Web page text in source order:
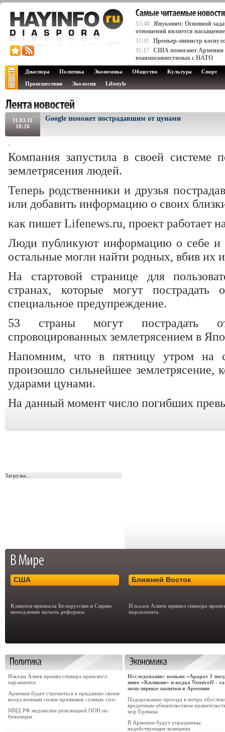
15:40 Янукович: Основной
отношений является насыщение
17:11
Премьер-министр
11:17 США помогают Армении
взаимосовместимых с НАТО
Диаспора Политика Экономика Общество Культура
Спорт
Происшествия
Экология Lifestyle
11.03.11
18:26
Google поможет пострадавшим от цунами
Компания запустила в своей системе
землетрясения людей.
Теперь родственники и друзья
или добавить информацию о своих
как пишет Lifenews.ru, проект работает
Люди публикуют информацию о себе и
остальные могли найти родных, вбив их
На стартовой странице для
странах, которые могут пострадать
специальное предупреждение.
53 страны могут пострадать
спровоцированных землетрясением в
Напомним, что в пятницу утром на
произошло сильнейшее землетрясение,
ударами цунами.
На данный момент число погибших
Загрузка...
США
Клинтон призвала Белоруссию и Сирию
немедленно начать реформы
Ближний Восток
Ильхам Алиев принял спикера
парламента
Ильхам Алиев принял спикера иранского
парламента
Армения будет стремиться к приданию своим
вооруженным силам признаков «умных сил»
МИД РФ недоволен резолюцией ООН по
беженцам
Исследование: коньяк «Арарат 3
пиво «Киликия» и водка Nemiroff -
популярные напитки в Армении
Подорожание проезда в метро
кредитным обязательством
мэр Еревана
В Армении будут упразднены
недействующие компании